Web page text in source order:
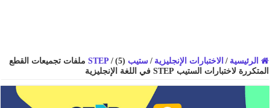
الرئيسية / الاختبارات الإنجليزية / ستيب STEP /
(5) ملفات تجميعات القطع
المتكررة لاختبارات الستيب STEP في اللغة الإنجليزية